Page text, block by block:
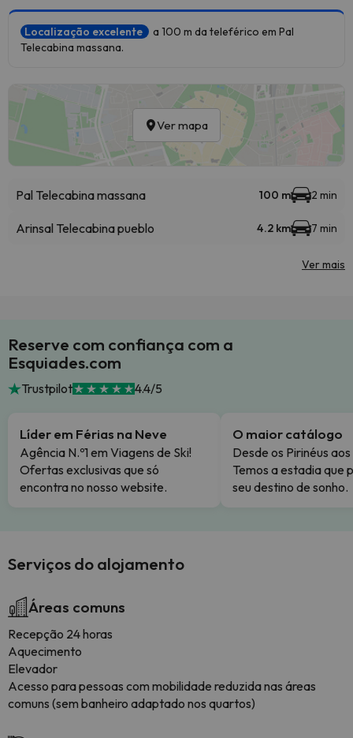
Localização excelente
a 100 m da teleférico em Pal
Telecabina massana.
Ver mapa
Pal Telecabina massana 100 m 2 min
Arinsal Telecabina pueblo 4.2 km 7 min
Ver mais
Reserve com confiança com a
Esquiades.com
Trustpilot 4.4/5
Líder em Férias na Neve
Agência N.º1 em Viagens de Ski!
Ofertas exclusivas que só
encontra no nosso website.
O maior catálogo
Desde os Pirinéus
Temos a estadia que
seu destino de sonho.
Serviços do alojamento
Áreas comuns
Recepção 24 horas
Aquecimento
Elevador
Acesso para pessoas com mobilidade reduzida nas áreas
comuns (sem banheiro adaptado nos quartos)